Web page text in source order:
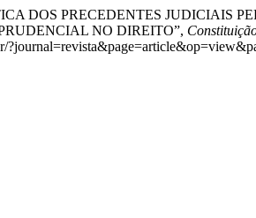
DOS PRECEDENTES JUDICIAIS
NO DIREITO”,